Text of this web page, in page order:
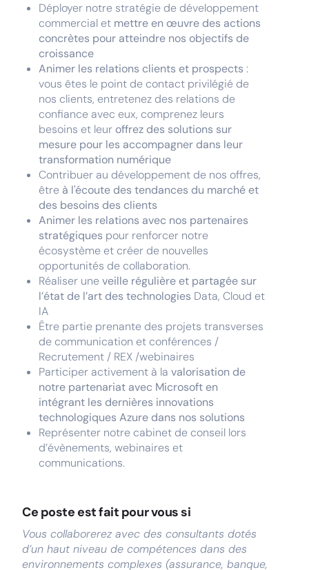
Déployer notre stratégie de développement
commercial et mettre en œuvre des actions
concrètes pour atteindre nos objectifs de
croissance
Animer les relations clients et prospects :
vous êtes le point de contact privilégié de
nos clients, entretenez des relations de
confiance avec eux, comprenez leurs
besoins et leur offrez des solutions sur
mesure pour les accompagner dans leur
transformation numérique
Contribuer au développement de nos offres,
être à l'écoute des tendances du marché et
des besoins des clients
Animer les relations avec nos partenaires
stratégiques pour renforcer notre
écosystème et créer de nouvelles
opportunités de collaboration.
Réaliser uneveille régulière et partagée sur
l’état de l’art des technologies Data, Cloud et
IA
Être partie prenante des projets transverses
de communication et conférences /
Recrutement / REX /webinaires
Participer activement à la valorisation de
notre partenariat avec Microsoft en
intégrant les dernières innovations
technologiques Azure dans nos solutions
Représenter notre cabinet de conseil lors
d’évènements, webinaires et
communications.
Ce poste est fait pour vous si
Vous collaborerez avec des consultants dotés
d’un haut niveau de compétences dans des
environnements complexes (assurance, banque,